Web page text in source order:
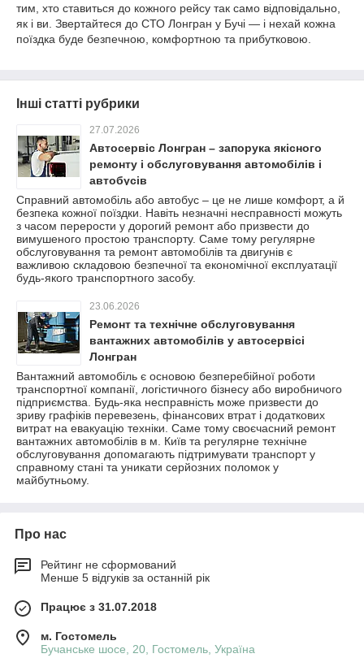
тим, хто ставиться до кожного рейсу так само відповідально,
як і ви. Звертайтеся до СТО Лонгран у Бучі — і нехай кожна
поїздка буде безпечною, комфортною та прибутковою.
Інші статті рубрики
27.07.2026
Автосервіс Лонгран – запорука якісного
ремонту і обслуговування автомобілів і
автобусів
Справний автомобіль або автобус – це не лише комфорт, а й
безпека кожної поїздки. Навіть незначні несправності можуть
з часом перерости у дорогий ремонт або призвести до
вимушеного простою транспорту. Саме тому регулярне
обслуговування та ремонт автомобілів та двигунів є
важливою складовою безпечної та економічної експлуатації
будь-якого транспортного засобу.
23.06.2026
Ремонт та технічне обслуговування
вантажних автомобілів у автосервісі
Лонгран
Вантажний автомобіль є основою безперебійної роботи
транспортної компанії, логістичного бізнесу або виробничого
підприємства. Будь-яка несправність може призвести до
зриву графіків перевезень, фінансових втрат і додаткових
витрат на евакуацію техніки. Саме тому своєчасний ремонт
вантажних автомобілів в м. Київ та регулярне технічне
обслуговування допомагають підтримувати транспорт у
справному стані та уникати серйозних поломок у
майбутньому.
Про нас
Рейтинг не сформований
Менше 5 відгуків за останній рік
Працює з 31.07.2018
м. Гостомель
Бучанське шосе, 20, Гостомель, Україна